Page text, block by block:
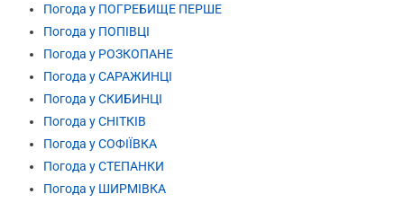
Погода у ПОГРЕБИЩЕ ПЕРШЕ
Погода у ПОПІВЦІ
Погода у РОЗКОПАНЕ
Погода у САРАЖИНЦІ
Погода у СКИБИНЦІ
Погода у СНІТКІВ
Погода у СОФІЇВКА
Погода у СТЕПАНКИ
Погода у ШИРМІВКА